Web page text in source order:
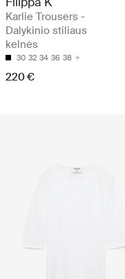
Karlie Trousers -
Dalykinio stiliaus
kelnės
30 32 34 36 38
220 €